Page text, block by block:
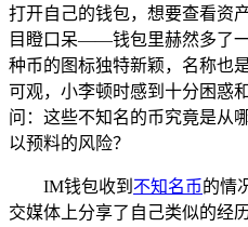
打开自己的钱包，想要查看资
目瞪口呆——钱包里赫然多了
种币的图标独特新颖，名称也
可观，小李顿时感到十分困惑
问：这些不知名的币究竟是从
以预料的风险？
IM钱包收到 不知名币的情
交媒体上分享了自己类似的经